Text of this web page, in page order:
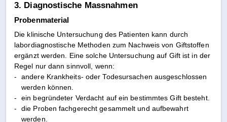
3. Diagnostische Massnahmen
Probenmaterial
Die klinische Untersuchung des Patienten kann durch
labordiagnostische Methoden zum Nachweis von Giftstoffen
ergänzt werden. Eine solche Untersuchung auf Gift ist in der
Regel nur dann sinnvoll, wenn:
-
andere Krankheits- oder Todesursachen ausgeschlossen
werden können.
-
ein begründeter Verdacht auf ein bestimmtes Gift besteht.
-
die Proben fachgerecht gesammelt und aufbewahrt
werden.